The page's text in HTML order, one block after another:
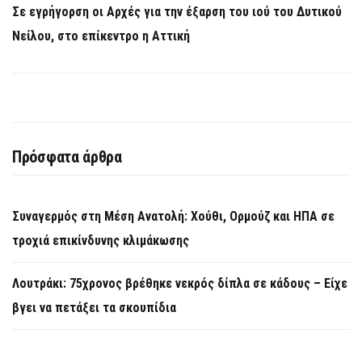
Σε εγρήγορση οι Αρχές για την έξαρση του ιού του Δυτικού
Νείλου, στο επίκεντρο η Αττική
Πρόσφατα άρθρα
Συναγερμός στη Μέση Ανατολή: Χούθι, Ορμούζ και ΗΠΑ σε
τροχιά επικίνδυνης κλιμάκωσης
Λουτράκι: 75χρονος βρέθηκε νεκρός δίπλα σε κάδους – Είχε
βγει να πετάξει τα σκουπίδια